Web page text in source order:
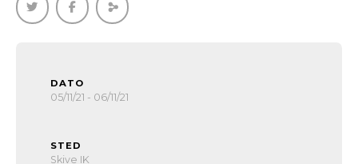
DATO
05/11/21 - 06/11/21
STED
Skive IK